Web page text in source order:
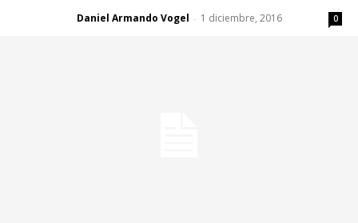
Daniel Armando Vogel - 1 diciembre, 2016 0